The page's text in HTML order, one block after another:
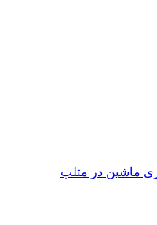
ماشین در متلب